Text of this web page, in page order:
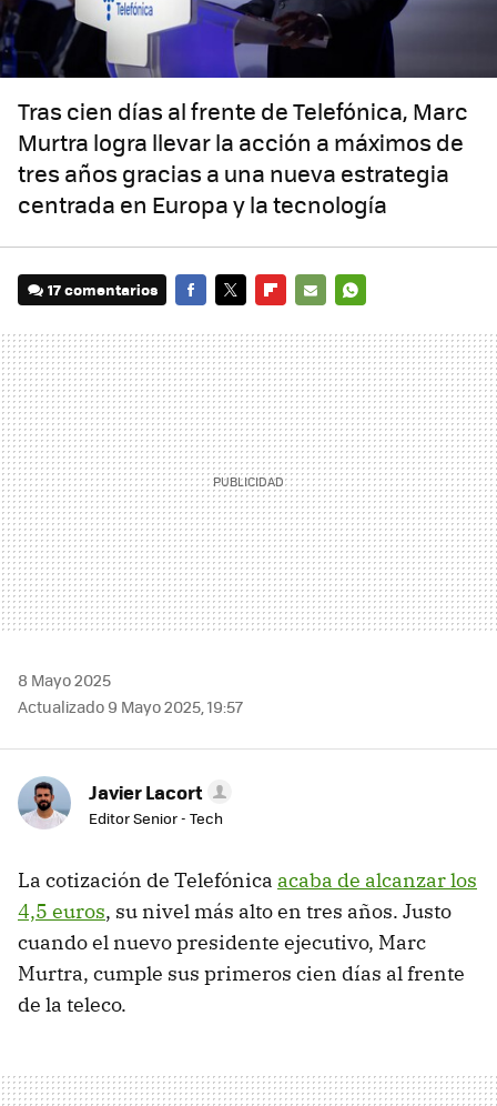
Tras cien días al frente de Telefónica, Marc
Murtra logra llevar la acción a máximos de
tres años gracias a una nueva estrategia
centrada en Europa y la tecnología
17 comentarios
MAIL
8 Mayo 2025
Actualizado 9 Mayo 2025, 19:57
Javier Lacort
Editor Senior - Tech
La cotización de Telefónica acaba de alcanzar los
4,5 euros, su nivel más alto en tres años. Justo
cuando el nuevo presidente ejecutivo, Marc
Murtra, cumple sus primeros cien días al frente
de la teleco.